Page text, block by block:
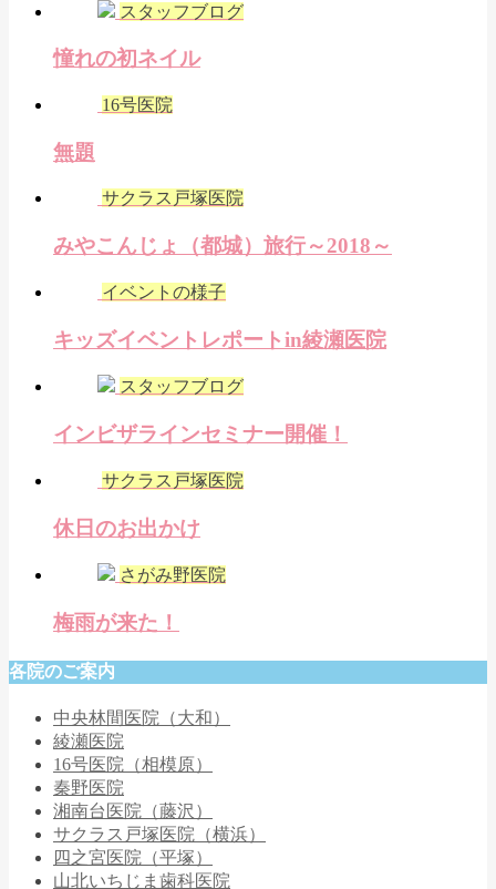
スタッフブログ
憧れの初ネイル
16号医院
無題
サクラス戸塚医院
みやこんじょ（都城）旅行～2018～
イベントの様子
キッズイベントレポートin綾瀬医院
スタッフブログ
インビザラインセミナー開催！
サクラス戸塚医院
休日のお出かけ
さがみ野医院
梅雨が来た！
各院のご案内
中央林間医院（大和）
綾瀬医院
16号医院（相模原）
秦野医院
湘南台医院（藤沢）
サクラス戸塚医院（横浜）
四之宮医院（平塚）
山北いちじま歯科医院